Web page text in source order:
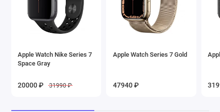
Apple Watch Nike Series 7
Space Gray
20000 ₽ 31990 ₽
Apple Watch Series 7 Gold
47940 ₽